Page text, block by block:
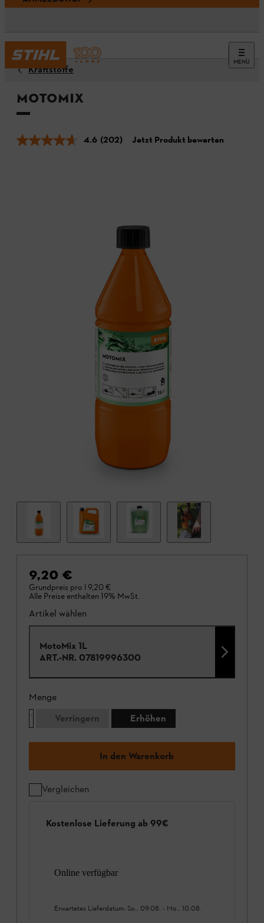
MENÜ
Kraftstoffe
MotoMix
4.6 (202) Jetzt Produkt bewerten
9,20 €
Grundpreis pro l 9,20 €
Alle Preise enthalten 19% MwSt.
Artikel wählen
MotoMix 1L
ART.-NR. 07819996300
Menge
Verringern
Erhöhen
In den Warenkorb
Vergleichen
Kostenlose Lieferung ab 99€
Online verfügbar
Erwartetes Lieferdatum: So., 09.08. - Mo., 10.08.